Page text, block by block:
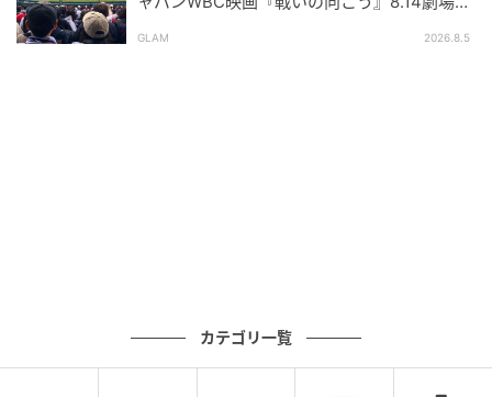
GLAM 2026.8.5
カテゴリ一覧